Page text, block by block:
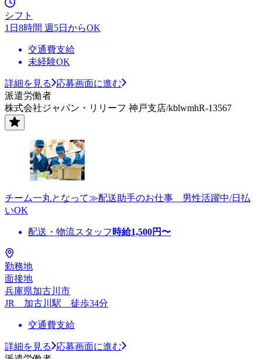
シフト
1日8時間 週5日からOK
交通費支給
未経験OK
詳細を見る
応募画面に進む
派遣労働者
株式会社ジャパン・リリーフ 神戸支店/kblwmhR-13567
チーム一丸となって≫配送助手のお仕事 男性活躍中/日払
いOK
配送・物流スタッフ 時給1,500円〜
勤務地
面接地
兵庫県加古川市
JR 加古川駅 徒歩34分
交通費支給
詳細を見る
応募画面に進む